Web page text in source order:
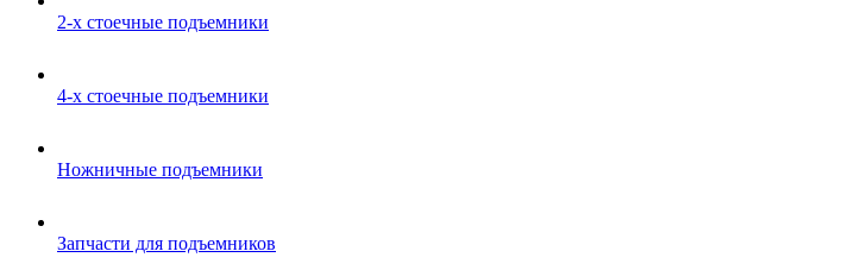
2-х стоечные подъемники
4-х стоечные подъемники
Ножничные подъемники
Запчасти для подъемников